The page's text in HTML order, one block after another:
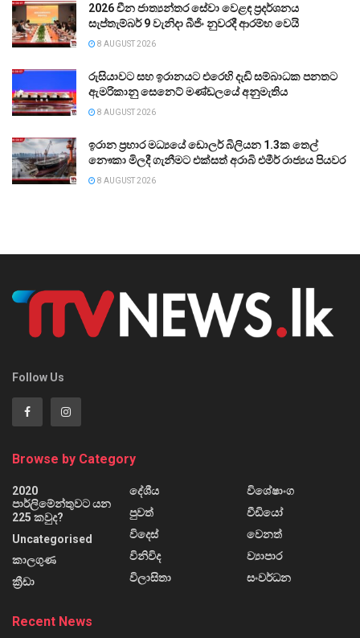
2026 චීන ජාත්‍යන්තර සේවා වෙළඳ ප්‍රදර්ශනය
සැප්තැම්බර් 9 වැනිදා බීජිං නුවරදී ආරම්භ වෙයි
8 AUGUST 2026
රුසියාවට සහ ඉරානයට එරෙහි දැඩි සම්බාධක පනතට
ඇමරිකානු සෙනෙට් මණ්ඩලයේ අනුමැතිය
8 AUGUST 2026
ඉරාන ප්‍රහාර මධ්‍යයේ ඩොලර් බිලියන 1.3ක තෙල්
නෞකා මිලදී ගැනීමට එක්සත් අරාබි එමීර් රාජ්‍යය පියවර
8 AUGUST 2026
Follow Us
Browse by Category
2020
පාර්ලිමේන්තුවට යන
225 කවුද?
Uncategorised
කාලගුණ
ක්‍රීඩා
දේශීය
පුවත්
විදෙස්
විනිවිද
විලාසිතා
විශේෂාංග
වීඩියෝ
වෙනත්
ව්‍යාපාර
සංවර්ධන
Recent News